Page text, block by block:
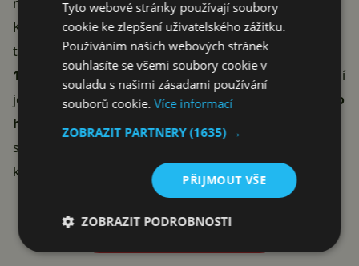
Klávesnice je překvapivětichádíky vrstvenému
tlumení zvuku (Poron pěna, IXPE podložky, silikon).
1900 mAh baterievydrží dlouhé herní seance, dobíjení
je přes USB-C. Bonusem jemultimediální kolečko pro
hlasitost a mute
sklony a 100% anti-ghosting. Při hmotnosti 663 g je
klávesnice lehká na přenášení.
VYUŽÍT KÓD ALZADNY25
Tyto webové stránky používají soubory
cookie ke zlepšení uživatelského zážitku.
Používáním našich webových stránek
souhlasíte se všemi soubory cookie v
souladu s našimi zásadami používání
souborů cookie.Více informací
ZOBRAZIT PARTNERY(1635) →
PŘIJMOUT VŠE
ZOBRAZIT PODROBNOSTI